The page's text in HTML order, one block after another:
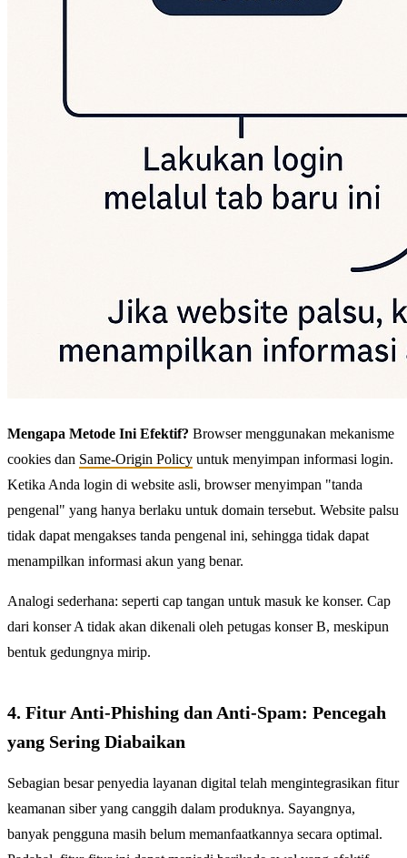
Mengapa Metode Ini Efektif? Browser menggunakan mekanisme
cookies dan Same-Origin Policy untuk menyimpan informasi login.
Ketika Anda login di website asli, browser menyimpan "tanda
pengenal" yang hanya berlaku untuk domain tersebut. Website palsu
tidak dapat mengakses tanda pengenal ini, sehingga tidak dapat
menampilkan informasi akun yang benar.
Analogi sederhana: seperti cap tangan untuk masuk ke konser. Cap
dari konser A tidak akan dikenali oleh petugas konser B, meskipun
bentuk gedungnya mirip.
4. Fitur Anti-Phishing dan Anti-Spam: Pencegah
yang Sering Diabaikan
Sebagian besar penyedia layanan digital telah mengintegrasikan fitur
keamanan siber yang canggih dalam produknya. Sayangnya,
banyak pengguna masih belum memanfaatkannya secara optimal.